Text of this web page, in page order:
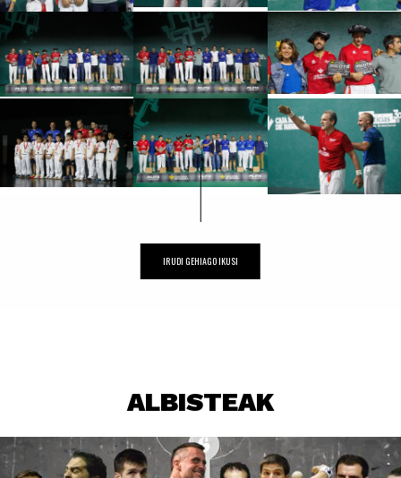
IRUDI GEHIAGO IKUSI
ALBISTEAK